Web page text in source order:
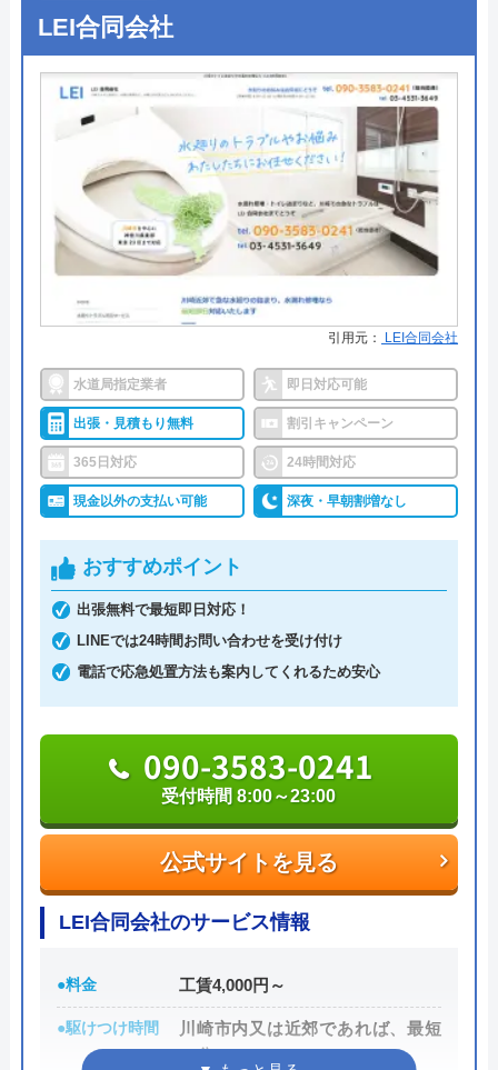
公式サイトを見る
水の生活救急車の基本情報
株式会社生活救急車
代表者 楯広長
所在地
〒460-0008
名古屋市中区栄1丁目14-15
対応エリア 全国（一部地域を除く）
株式会社HLS水道サービスがおすすめの理
HLS水道サービスは東京・神奈川・千葉・埼玉を対
応エリアとしており、神奈川・千葉・東京で指定給
水装置工事事業者として認められている水道業者で
す。
トイレ・キッチン・お風呂・洗面所・排水口などさ
まざまな水まわりトラブルに対応することができ、
市役所や警察、大学や大使館など多くの水まわりト
ラブルを解決してきた実績があります。
ホームページ内には多くのお客様の声が掲載されて
おり、今まで依頼してきた人の口コミを見ることが
談してみてはいかがでしょうか？
公式サイトを見る
0120-899-299
株式会社HLS水道サービスのクチ
コミ on
4.4（13 件のクチコミ）
※クチコミの内容について
kadonaga Haruo
11 か月前
LEI合同会社
引用元： LEI合同会社
水道局指定業者 即日対応可能
出張・見積もり無料 割引キャンペーン
365日対応 24時間対応
現金以外の支払い可能 深夜・早朝割増なし
おすすめポイント
出張無料で最短即日対応！
LINEでは24時間お問い合わせを受け付け
電話で応急処置方法も案内してくれるため安心
公式サイトを見る
090-3583-0241
受付時間 8:00～23:00
LEI合同会社のサービス情報
●料金 工賃4,000円～
●駆けつけ時間
川崎市内又は近郊であれば、最短
20分